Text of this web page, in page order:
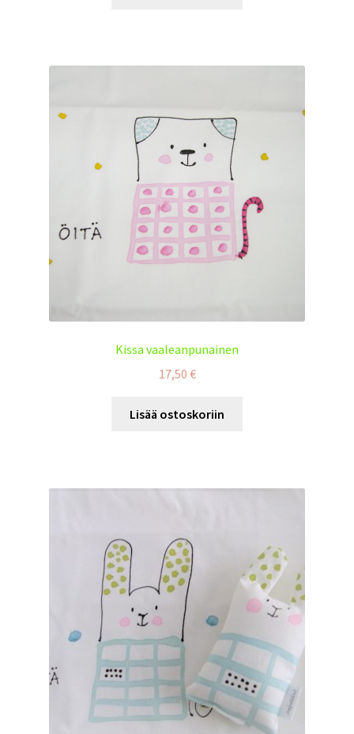
Kissa vaaleanpunainen
17,50 €
Lisää ostoskoriin